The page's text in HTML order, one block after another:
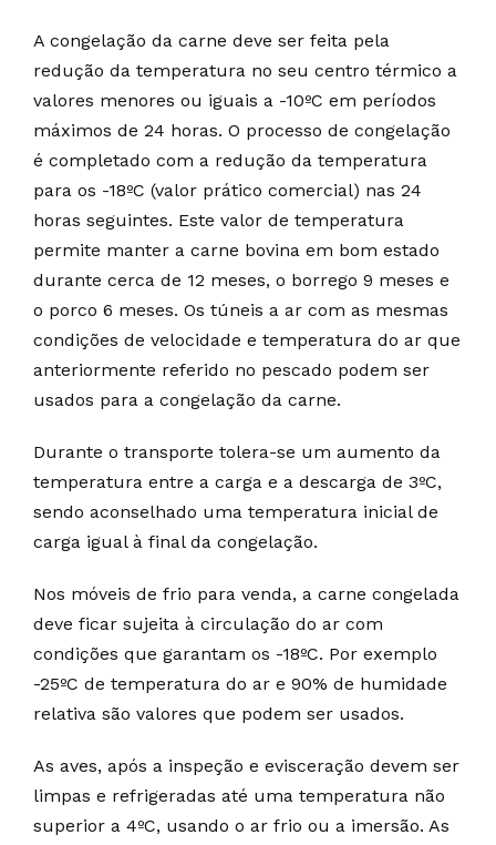
A congelação da carne deve ser feita pela
redução da temperatura no seu centro térmico a
valores menores ou iguais a -10ºC em períodos
máximos de 24 horas. O processo de congelação
é completado com a redução da temperatura
para os -18ºC (valor prático comercial) nas 24
horas seguintes. Este valor de temperatura
permite manter a carne bovina em bom estado
durante cerca de 12 meses, o borrego 9 meses e
o porco 6 meses. Os túneis a ar com as mesmas
condições de velocidade e temperatura do ar que
anteriormente referido no pescado podem ser
usados para a congelação da carne.
Durante o transporte tolera-se um aumento da
temperatura entre a carga e a descarga de 3ºC,
sendo aconselhado uma temperatura inicial de
carga igual à final da congelação.
Nos móveis de frio para venda, a carne congelada
deve ficar sujeita à circulação do ar com
condições que garantam os -18ºC. Por exemplo
-25ºC de temperatura do ar e 90% de humidade
relativa são valores que podem ser usados.
As aves, após a inspeção e evisceração devem ser
limpas e refrigeradas até uma temperatura não
superior a 4ºC, usando o ar frio ou a imersão. As